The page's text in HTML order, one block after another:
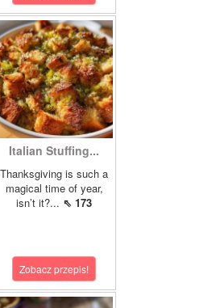
Italian Stuffing...
Thanksgiving is such a
magical time of year,
isn’t it?... ⇖ 173
Zobacz przepis!